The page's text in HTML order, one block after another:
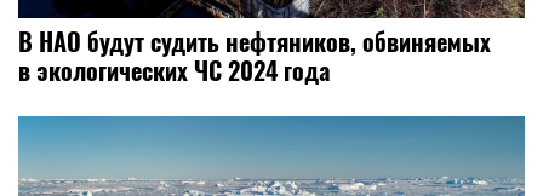
В НАО будут судить нефтяников, обвиняемых
в экологических ЧС 2024 года